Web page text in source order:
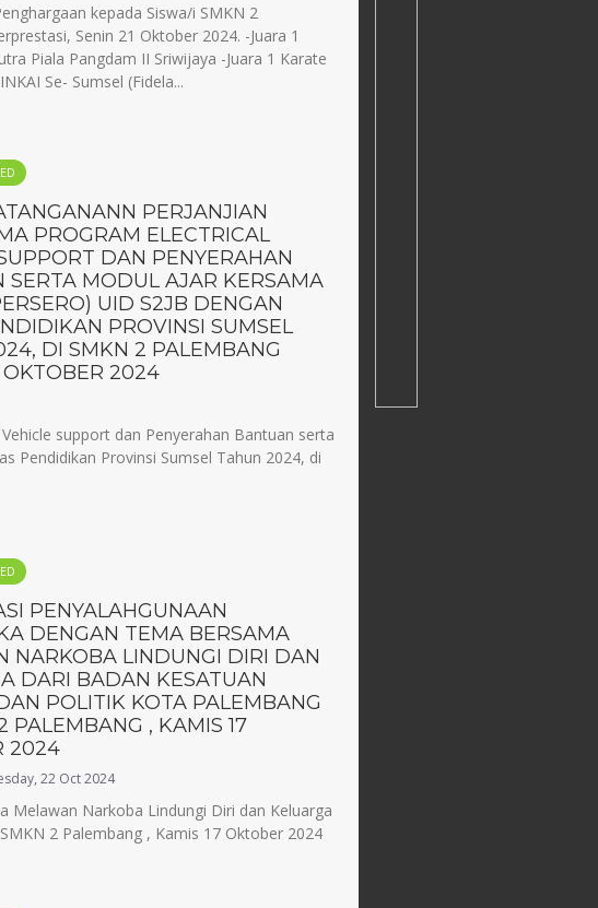
kepada Siswa/i SMKN 2
Senin 21 Oktober 2024. -Juara 1
Piala Pangdam II Sriwijaya -Juara 1 Karate
Se- Sumsel (Fidela...
PERJANJIAN
PROGRAM ELECTRICAL
DAN PENYERAHAN
SERTA MODUL AJAR KERSAMA
UID S2JB DENGAN
PROVINSI SUMSEL
DI SMKN 2 PALEMBANG
OKTOBER 2024
support dan Penyerahan Bantuan serta
Pendidikan Provinsi Sumsel Tahun 2024, di
PENYALAHGUNAAN
DENGAN TEMA BERSAMA
NARKOBA LINDUNGI DIRI DAN
DARI BADAN KESATUAN
POLITIK KOTA PALEMBANG
PALEMBANG , KAMIS 17
2024
22 Oct 2024
Melawan Narkoba Lindungi Diri dan Keluarga
2 Palembang , Kamis 17 Oktober 2024